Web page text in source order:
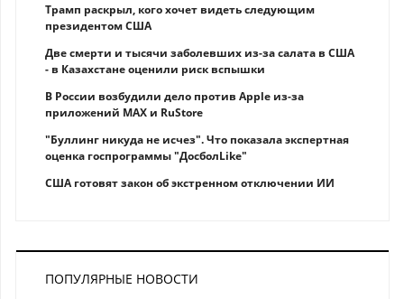
Трамп раскрыл, кого хочет видеть следующим
президентом США
Две смерти и тысячи заболевших из-за салата в США
- в Казахстане оценили риск вспышки
В России возбудили дело против Apple из-за
приложений MAX и RuStore
"Буллинг никуда не исчез". Что показала экспертная
оценка госпрограммы "ДосболLike"
США готовят закон об экстренном отключении ИИ
ПОПУЛЯРНЫЕ НОВОСТИ